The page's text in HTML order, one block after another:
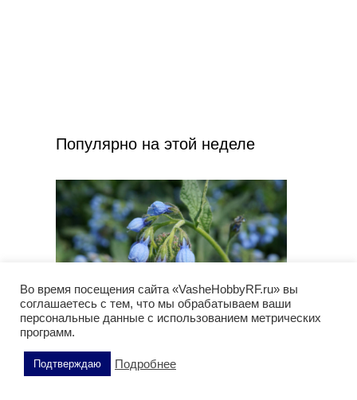
Популярно на этой неделе
caucasicum). Фото: vashehobbyrf.ru
Во время посещения сайта «VasheHobbyRF.ru» вы
соглашаетесь с тем, что мы обрабатываем ваши
персональные данные с использованием метрических
программ.
Подтверждаю Подробнее